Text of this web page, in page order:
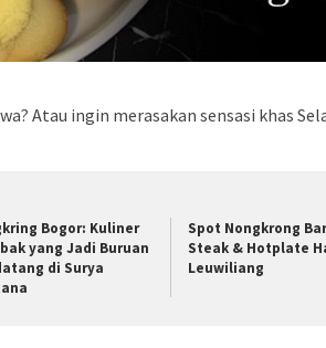
Atau ingin merasakan sensasi khas
Bogor: Kuliner
yang Jadi Buruan
di Surya
Spot Nongkrong
Steak & Hotplate
Leuwiliang